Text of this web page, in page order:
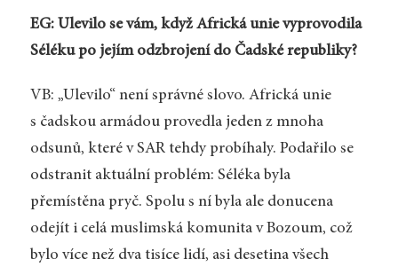
EG: Ulevilo se vám, když Africká unie vyprovodila
Séléku po jejím odzbrojení do Čadské republiky?
VB: „Ulevilo“ není správné slovo. Africká unie
s čadskou armádou provedla jeden z mnoha
odsunů, které v SAR tehdy probíhaly. Podařilo se
odstranit aktuální problém: Séléka byla
přemístěna pryč. Spolu s ní byla ale donucena
odejít i celá muslimská komunita v Bozoum, což
bylo více než dva tisíce lidí, asi desetina všech